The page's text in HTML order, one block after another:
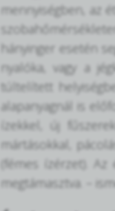
mennyiségben, az
hányinger esetén
nyalóka, vagy a
túltelített
alapanyagnál is
ízekkel, új
mártásokkal,
(fémes ízérzet).
megtámasztva. –